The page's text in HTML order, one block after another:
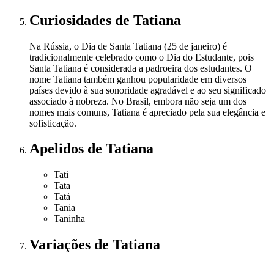
Curiosidades de Tatiana
Na Rússia, o Dia de Santa Tatiana (25 de janeiro) é
tradicionalmente celebrado como o Dia do Estudante, pois
Santa Tatiana é considerada a padroeira dos estudantes. O
nome Tatiana também ganhou popularidade em diversos
países devido à sua sonoridade agradável e ao seu significado
associado à nobreza. No Brasil, embora não seja um dos
nomes mais comuns, Tatiana é apreciado pela sua elegância e
sofisticação.
Apelidos de Tatiana
Tati
Tata
Tatá
Tania
Taninha
Variações de Tatiana